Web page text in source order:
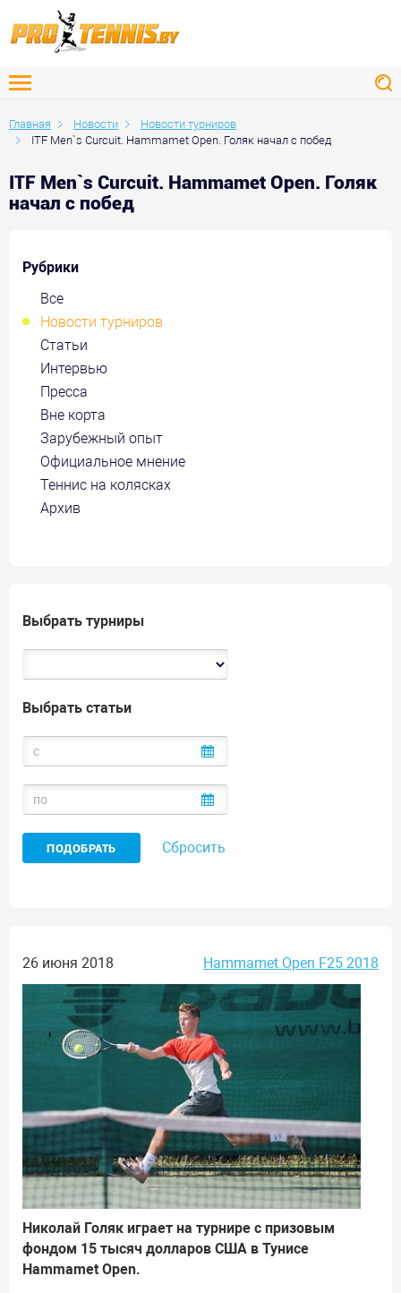
Главная Новости
Новости турниров
ITF Men`s Curcuit. Hammamet Open. Голяк начал с побед
ITF Men`s Curcuit. Hammamet Open. Голяк
начал с побед
Рубрики
Все
Новости турниров
Статьи
Интервью
Пресса
Вне корта
Зарубежный опыт
Официальное мнение
Теннис на колясках
Архив
Выбрать турниры
Выбрать статьи
Сбросить
26 июня 2018 Hammamet Open F25 2018
Николай Голяк играет на турнире с призовым
фондом 15 тысяч долларов США в Тунисе
Hammamet Open.